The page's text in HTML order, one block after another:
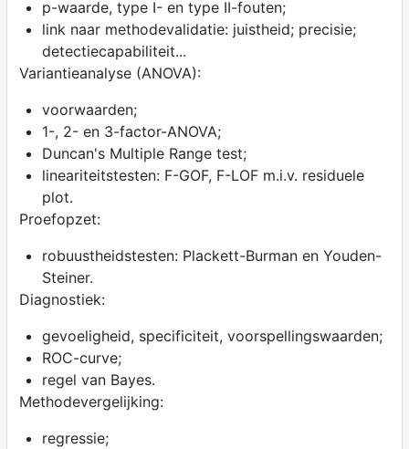
p-waarde, type I- en type II-fouten;
link naar methodevalidatie: juistheid; precisie;
detectiecapabiliteit...
Variantieanalyse (ANOVA):
voorwaarden;
1-, 2- en 3-factor-ANOVA;
Duncan's Multiple Range test;
lineariteitstesten: F-GOF, F-LOF m.i.v. residuele
plot.
Proefopzet:
robuustheidstesten: Plackett-Burman en Youden-
Steiner.
Diagnostiek:
gevoeligheid, specificiteit, voorspellingswaarden;
ROC-curve;
regel van Bayes.
Methodevergelijking:
regressie;